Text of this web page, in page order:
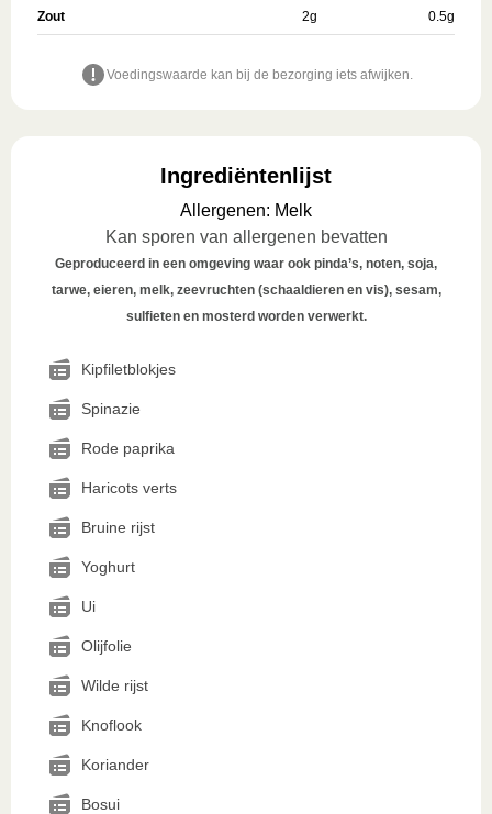
Zout 2g 0.5g
Voedingswaarde kan bij de bezorging iets afwijken.
Ingrediëntenlijst
Allergenen: Melk
Kan sporen van allergenen bevatten
Geproduceerd in een omgeving waar ook pinda’s, noten, soja,
tarwe, eieren, melk, zeevruchten (schaaldieren en vis), sesam,
sulfieten en mosterd worden verwerkt.
Kipfiletblokjes
Spinazie
Rode paprika
Haricots verts
Bruine rijst
Yoghurt
Ui
Olijfolie
Wilde rijst
Knoflook
Koriander
Bosui